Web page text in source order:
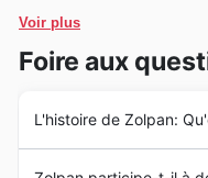
publicités Zolpan,
Black Friday, rendant
accessibles.
Outils de bricolage
artisans et les
outils de qualité,
Voir plus
Foire aux
L'histoire de Zolpan: